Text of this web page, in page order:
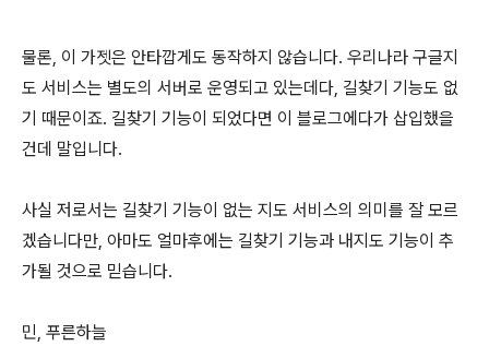
물론, 이 가젯은 안타깝게도 동작하지 않습니다. 우리나라 구글지
도 서비스는 별도의 서버로 운영되고 있는데다, 길찾기 기능도 없
기 때문이죠. 길찾기 기능이 되었다면 이 블로그에다가 삽입했을
건데 말입니다.
사실 저로서는 길찾기 기능이 없는 지도 서비스의 의미를 잘 모르
겠습니다만, 아마도 얼마후에는 길찾기 기능과 내지도 기능이 추
가될 것으로 믿습니다.
민, 푸른하늘